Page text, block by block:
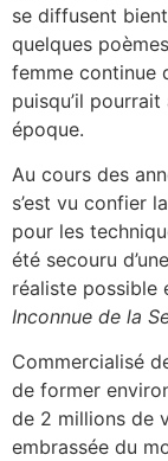
se diffusent
quelques
femme continue
puisqu’il
époque.
Au cours des
s’est vu confier
pour les
été secouru
réaliste possible
Inconnue de la
Commercialisé
de former
de 2 millions de
embrassée du